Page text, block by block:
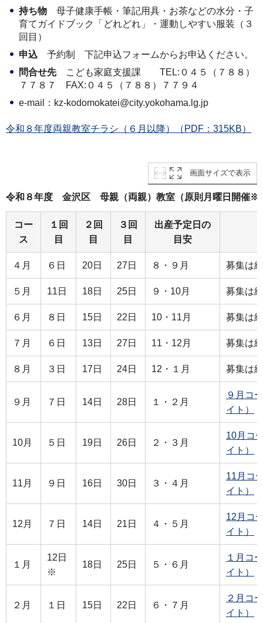
持ち物 母子健康手帳・筆記用具・お茶などの水分・子
育てガイドブック「どれどれ」・運動しやすい服装（３
回目）
申込 予約制 下記申込フォームからお申込ください。
問合せ先こども家庭支援課 TEL:０４５（７８８）
７７８７ FAX:０４５（７８８）７７９４
e-mail：kz-kodomokatei@city.yokohama.lg.jp
令和８年度両親教室チラシ（６月以降）（PDF：315KB）
画面サイズで表示
令和８年度 金沢区 母親（両親）教室（原則月曜日開催※
コー
ス
１回
目
２回
目
３回
目
出産予定日の
目安
４月 ６日 20日 27日 ８・９月 募集は
５月 11日 18日 25日 ９・10月 募集は
６月 ８日 15日 22日 10・11月 募集は
７月 ６日 13日 27日 11・12月 募集は
８月 ３日 17日 24日 12・１月 募集は
９月 ７日 14日 28日 １・２月
９月コ
イト）
10月 ５日 19日 26日 ２・３月
10月コ
イト）
11月 ９日 16日 30日 ３・４月
11月コ
イト）
12月 ７日 14日 21日 ４・５月
12月コ
イト）
１月
12日
※
18日 25日 ５・６月
１月コ
イト）
２月 １日 15日 22日 ６・７月
２月コ
イト）